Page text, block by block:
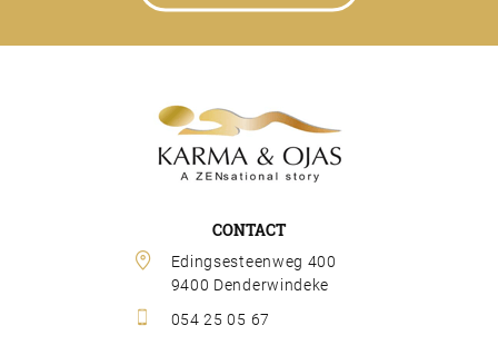
CONTACT
Edingsesteenweg 400
9400 Denderwindeke
054 25 05 67